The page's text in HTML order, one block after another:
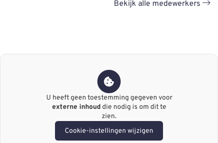
Bekijk alle medewerkers
U heeft geen toestemming gegeven voor
externe inhoud die nodig is om dit te
zien.
Cookie-instellingen wijzigen